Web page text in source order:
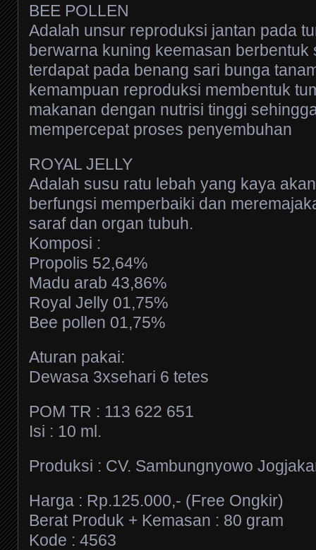
BEE POLLEN
Adalah unsur reproduksi jantan pada
berwarna kuning keemasan berbentuk
terdapat pada benang sari bunga
kemampuan reproduksi membentuk
makanan dengan nutrisi tinggi
mempercepat proses penyembuhan
ROYAL JELLY
Adalah susu ratu lebah yang kaya
berfungsi memperbaiki dan
saraf dan organ tubuh.
Komposi :
Propolis 52,64%
Madu arab 43,86%
Royal Jelly 01,75%
Bee pollen 01,75%
Aturan pakai:
Dewasa 3xsehari 6 tetes
POM TR : 113 622 651
Isi : 10 ml.
Produksi : CV. Sambungnyowo
Harga : Rp.125.000,- (Free Ongkir)
Berat Produk + Kemasan : 80 gram
Kode : 4563